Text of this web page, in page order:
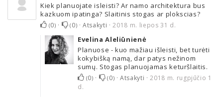
Kiek planuojate isleisti? Ar namo architektura bus
kazkuom ipatinga? Slaitinis stogas ar plokscias?
(0) · (0) ·Atsakyti ·2018 m. liepos 31 d.
Evelina Aleliūnienė
Planuose - kuo mažiau išleisti, bet turėti
kokybišką namą, dar patys nežinom
sumų. Stogas planuojamas keturšlaitis.
(0) · (0) ·Atsakyti ·2018 m. rugpjūčio 1
d.